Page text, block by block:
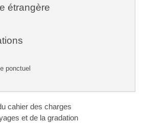
étrangère
ponctuel
cahier des charges
et de la gradation